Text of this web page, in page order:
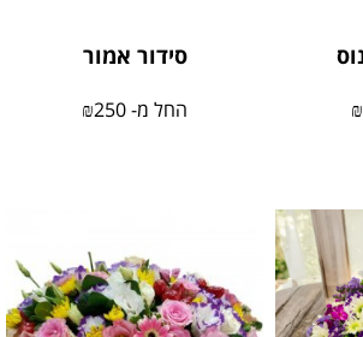
₪
סידור אמור
החל מ- ₪250